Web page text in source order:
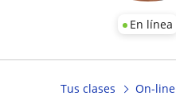
En línea
Tus clases On-line